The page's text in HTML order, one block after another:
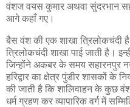
वंशज वयस कुमार अथवा सुंदरभान
आगे कहाँ गए।
बैस वंश की एक शाखा त्रिलोकचंदी
त्रिलोकचंदी शाखा पाई जाती है।
जिन्होंने अकबर के समय सहारनपुर
हरिद्वार का क्षेत्र पुंडीर शासकों के
की जाती है कि शालिवाहन के कुछ
धर्म ग्रहण कर व्यापारिक वर्ग में